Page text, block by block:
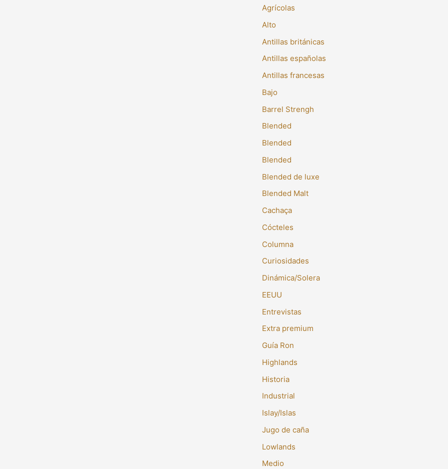
Agrícolas
Alto
Antillas británicas
Antillas españolas
Antillas francesas
Bajo
Barrel Strengh
Blended
Blended
Blended
Blended de luxe
Blended Malt
Cachaça
Cócteles
Columna
Curiosidades
Dinámica/Solera
EEUU
Entrevistas
Extra premium
Guía Ron
Highlands
Historia
Industrial
Islay/Islas
Jugo de caña
Lowlands
Medio